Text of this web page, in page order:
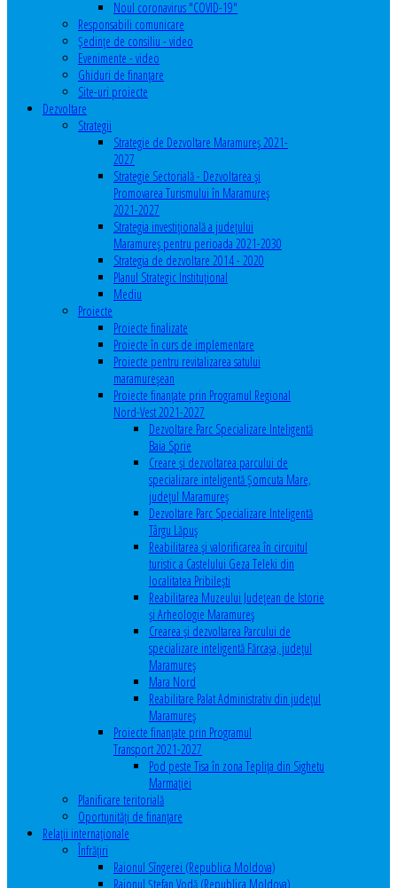
Noul coronavirus "COVID-19"
Responsabili comunicare
Şedinţe de consiliu - video
Evenimente - video
Ghiduri de finanţare
Site-uri proiecte
Dezvoltare
Strategii
Strategie de Dezvoltare Maramureș 2021-
2027
Strategie Sectorială - Dezvoltarea și
Promovarea Turismului în Maramureș
2021-2027
Strategia investiţională a județului
Maramureș pentru perioada 2021-2030
Strategia de dezvoltare 2014 - 2020
Planul Strategic Instituţional
Mediu
Proiecte
Proiecte finalizate
Proiecte în curs de implementare
Proiecte pentru revitalizarea satului
maramureşean
Proiecte finanțate prin Programul Regional
Nord-Vest 2021-2027
Dezvoltare Parc Specializare Inteligentă
Baia Sprie
Creare și dezvoltarea parcului de
specializare inteligentă Șomcuta Mare,
județul Maramureș
Dezvoltare Parc Specializare Inteligentă
Târgu Lăpuș
Reabilitarea și valorificarea în circuitul
turistic a Castelului Geza Teleki din
localitatea Pribilești
Reabilitarea Muzeului Județean de Istorie
și Arheologie Maramureș
Crearea și dezvoltarea Parcului de
specializare inteligentă Fărcașa, județul
Maramureș
Mara Nord
Reabilitare Palat Administrativ din județul
Maramureș
Proiecte finanțate prin Programul
Transport 2021-2027
Pod peste Tisa în zona Teplița din Sighetu
Marmației
Planificare teritorială
Oportunităţi de finanţare
Relaţii internaţionale
Înfrăţiri
Raionul Sîngerei (Republica Moldova)
Raionul Ștefan Vodă (Republica Moldova)